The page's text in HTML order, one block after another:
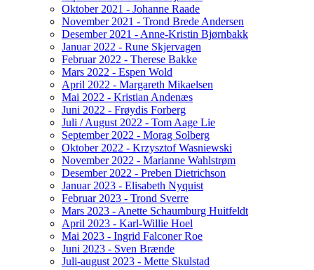
Oktober 2021 - Johanne Raade
November 2021 - Trond Brede Andersen
Desember 2021 - Anne-Kristin Bjørnbakk
Januar 2022 - Rune Skjervagen
Februar 2022 - Therese Bakke
Mars 2022 - Espen Wold
April 2022 - Margareth Mikaelsen
Mai 2022 - Kristian Andenæs
Juni 2022 - Frøydis Forberg
Juli / August 2022 - Tom Aage Lie
September 2022 - Morag Solberg
Oktober 2022 - Krzysztof Wasniewski
November 2022 - Marianne Wahlstrøm
Desember 2022 - Preben Dietrichson
Januar 2023 - Elisabeth Nyquist
Februar 2023 - Trond Sverre
Mars 2023 - Anette Schaumburg Huitfeldt
April 2023 - Karl-Willie Hoel
Mai 2023 - Ingrid Falconer Roe
Juni 2023 - Sven Brænde
Juli-august 2023 - Mette Skulstad